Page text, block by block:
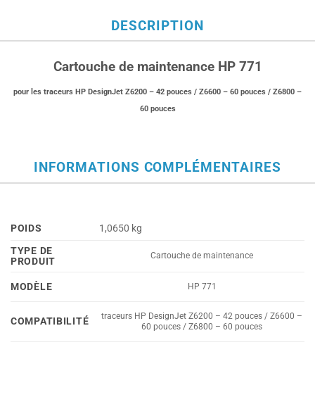
DESCRIPTION
Cartouche de maintenance HP 771
pour les traceurs HP DesignJet Z6200 – 42 pouces / Z6600 – 60 pouces / Z6800 –
60 pouces
INFORMATIONS COMPLÉMENTAIRES
POIDS
1,0650 kg
TYPE DE
PRODUIT
Cartouche de maintenance
MODÈLE HP 771
COMPATIBILITÉ
traceurs HP DesignJet Z6200 – 42 pouces / Z6600 –
60 pouces / Z6800 – 60 pouces